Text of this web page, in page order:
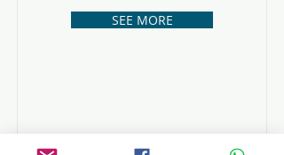
SEE MORE